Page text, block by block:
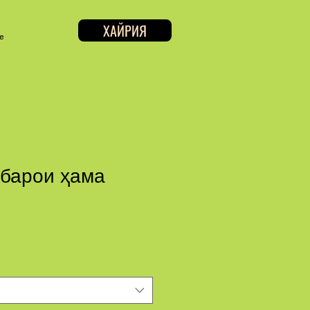
ХАЙРИЯ
ҳама